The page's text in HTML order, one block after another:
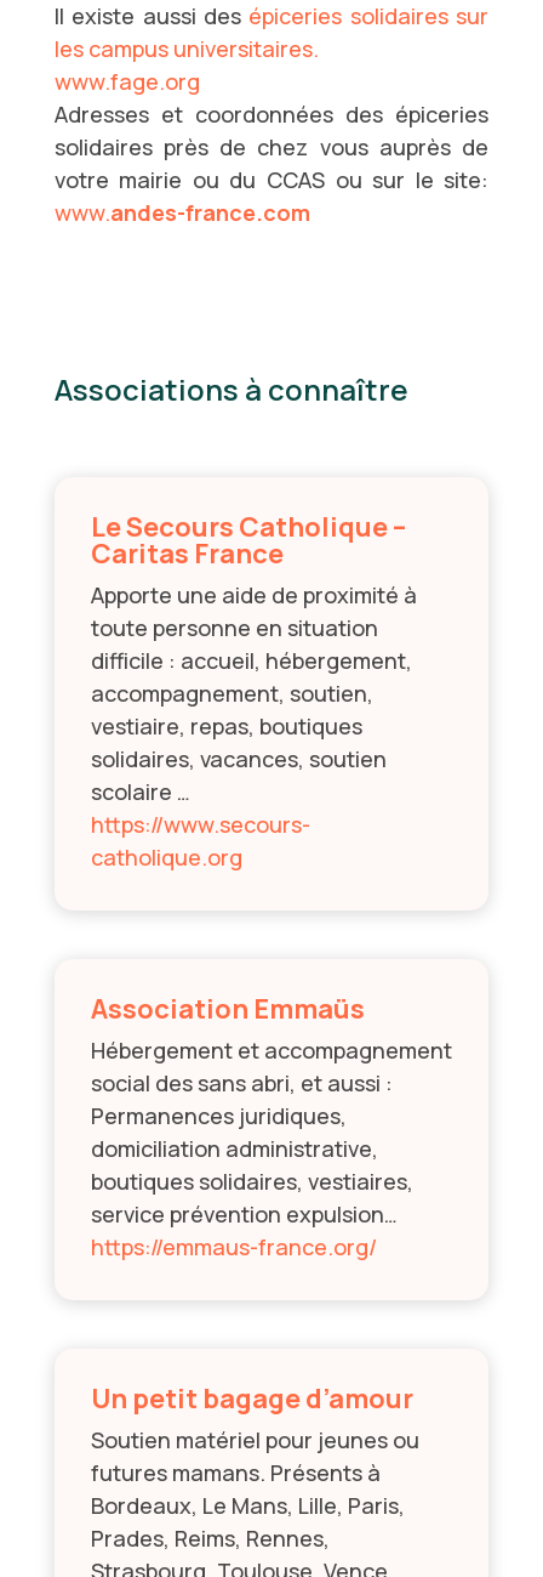
Il existe aussi des épiceries solidaires sur
les campus universitaires.
www.fage.org
Adresses et coordonnées des épiceries
solidaires près de chez vous auprès de
votre mairie ou du CCAS ou sur le site:
www.andes-france.com
Associations à connaître
Le Secours Catholique –
Caritas France
Apporte une aide de proximité à
toute personne en situation
difficile : accueil, hébergement,
accompagnement, soutien,
vestiaire, repas, boutiques
solidaires, vacances, soutien
scolaire …
https://www.secours-
catholique.org
Association Emmaüs
Hébergement et accompagnement
social des sans abri, et aussi :
Permanences juridiques,
domiciliation administrative,
boutiques solidaires, vestiaires,
service prévention expulsion…
https://emmaus-france.org/
Un petit bagage d’amour
Soutien matériel pour jeunes ou
futures mamans. Présents à
Bordeaux, Le Mans, Lille, Paris,
Prades, Reims, Rennes,
Strasbourg, Toulouse, Vence.